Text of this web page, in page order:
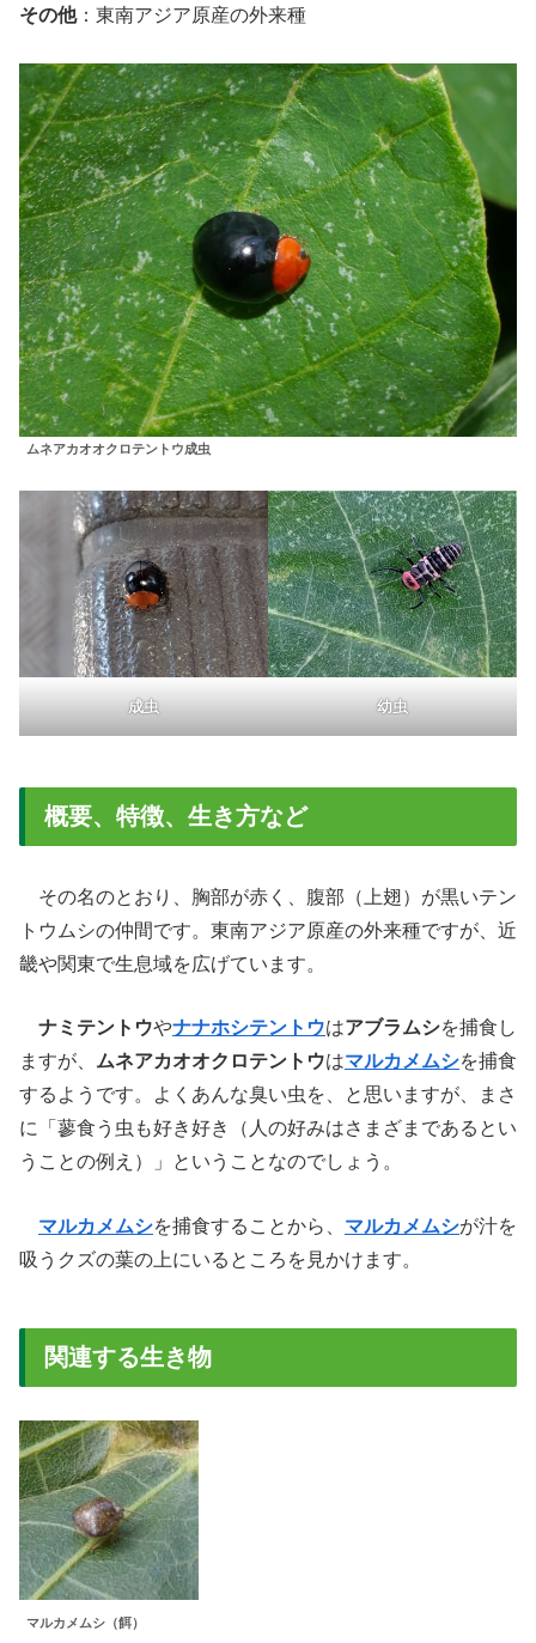
その他：東南アジア原産の外来種
ムネアカオオクロテントウ成虫
成虫 幼虫
概要、特徴、生き方など
その名のとおり、胸部が赤く、腹部（上翅）が黒いテン
トウムシの仲間です。東南アジア原産の外来種ですが、近
畿や関東で生息域を広げています。
ナミテントウやナナホシテントウはアブラムシを捕食し
ますが、 ムネアカオオクロテントウはマルカメムシを捕食
するようです。よくあんな臭い虫を、と思いますが、まさ
に「蓼食う虫も好き好き（人の好みはさまざまであるとい
うことの例え）」ということなのでしょう。
マルカメムシを捕食することから、 マルカメムシが汁を
吸うクズの葉の上にいるところを見かけます。
関連する生き物
マルカメムシ（餌）